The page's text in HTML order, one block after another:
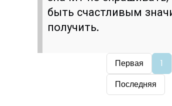
быть счастливым
получить.
Первая 1
Последняя